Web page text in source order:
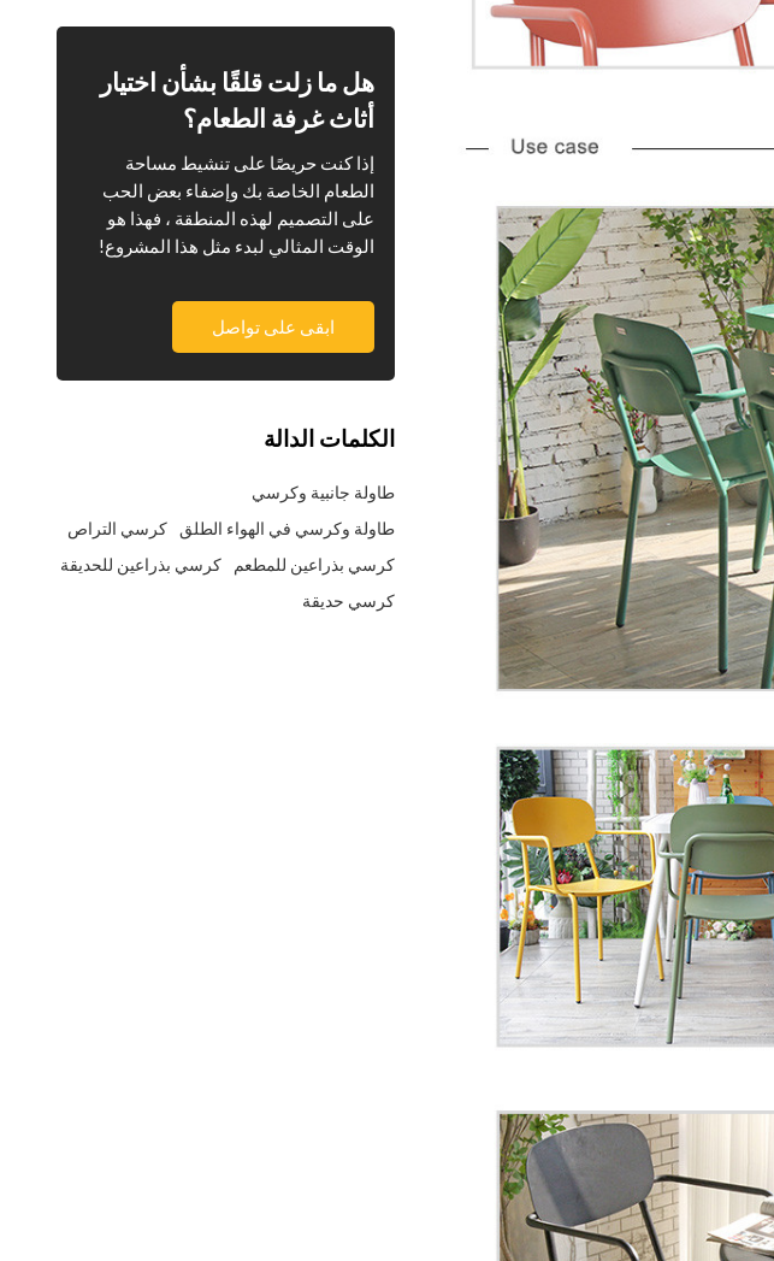
هل ما زلت قلقًا بشأن اختيار
أثاث غرفة الطعام؟
إذا كنت حريصًا على تنشيط مساحة
الطعام الخاصة بك وإضفاء بعض الحب
على التصميم لهذه المنطقة ، فهذا هو
الوقت المثالي لبدء مثل هذا المشروع!
ابقى على تواصل
الكلمات الدالة
طاولة جانبية وكرسي
طاولة وكرسي في الهواء الطلق
كرسي التراص
كرسي بذراعين للمطعم
كرسي بذراعين للحديقة
كرسي حديقة